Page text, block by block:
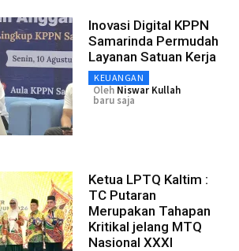
Inovasi Digital KPPN
Samarinda Permudah
Layanan Satuan Kerja
KEUANGAN
Oleh Niswar Kullah
baru saja
Ketua LPTQ Kaltim :
TC Putaran
Merupakan Tahapan
Kritikal jelang MTQ
Nasional XXXI